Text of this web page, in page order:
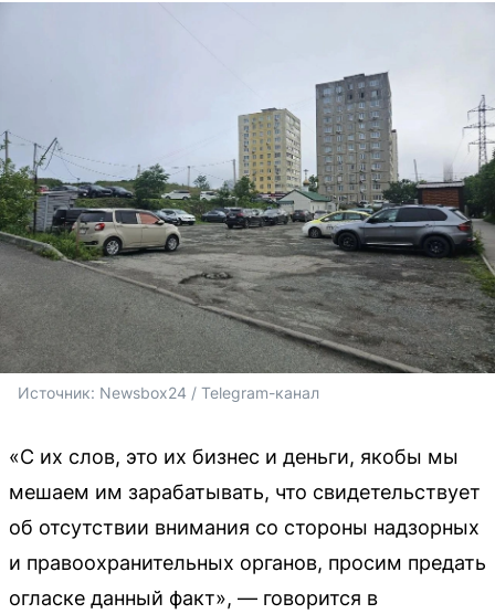
Источник: Newsbox24 / Telegram-канал
«С их слов, это их бизнес и деньги, якобы мы
мешаем им зарабатывать, что свидетельствует
об отсутствии внимания со стороны надзорных
и правоохранительных органов, просим предать
огласке данный факт», — говорится в